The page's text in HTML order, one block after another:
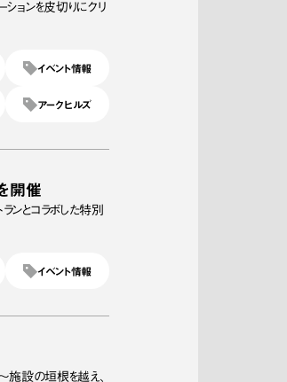
ョンを皮切りにクリ
イベント情報
アークヒルズ
開催
ンとコラボした特別
イベント情報
施設の垣根を越え、